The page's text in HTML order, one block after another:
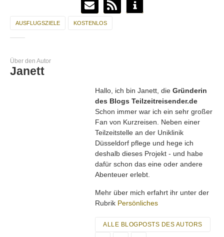
AUSFLUGSZIELE KOSTENLOS
Über den Autor
Janett
Hallo, ich bin Janett, die Gründerin
des Blogs Teilzeitreisender.de
Schon immer war ich ein sehr großer
Fan von Kurzreisen. Neben einer
Teilzeitstelle an der Uniklinik
Düsseldorf pflege und hege ich
deshalb dieses Projekt - und habe
dafür schon das eine oder andere
Abenteuer erlebt.
Mehr über mich erfahrt ihr unter der
Rubrik Persönliches
ALLE BLOGPOSTS DES AUTORS